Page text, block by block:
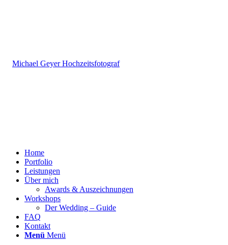
Home
Portfolio
Leistungen
Über mich
Awards & Auszeichnungen
Workshops
Der Wedding – Guide
FAQ
Kontakt
Menü Menü